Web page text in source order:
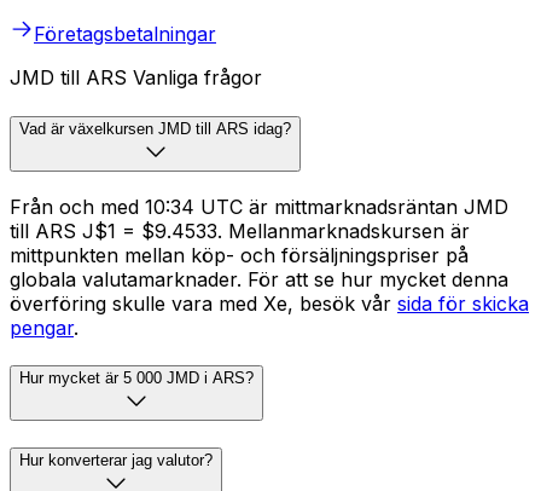
Företagsbetalningar
JMD till ARS Vanliga frågor
Vad är växelkursen JMD till ARS idag?
Från och med 10:34 UTC är mittmarknadsräntan JMD
till ARS J$1 = $9.4533. Mellanmarknadskursen är
mittpunkten mellan köp- och försäljningspriser på
globala valutamarknader. För att se hur mycket denna
överföring skulle vara med Xe, besök vår sida för skicka
pengar.
Hur mycket är 5 000 JMD i ARS?
Hur konverterar jag valutor?